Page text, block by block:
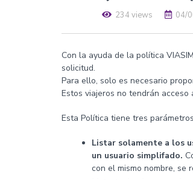
234 views 04/
Con la ayuda de la política
solicitud.
Para ello, solo es necesario
Estos viajeros no tendrán acceso
Esta Política tiene tres
Listar solamente a los
un usuario simplifado.
con el mismo nombre, se